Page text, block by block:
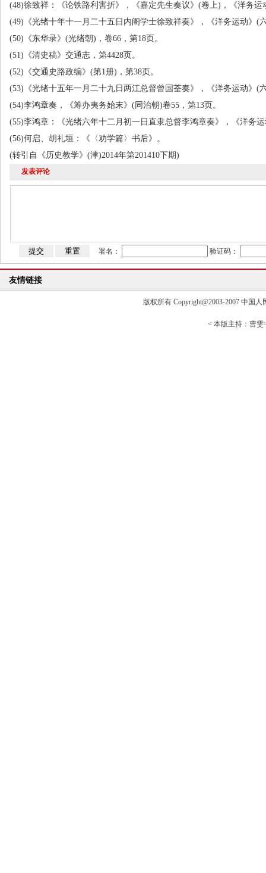
(48)徐致祥：《论铁路利害折》，《嘉定先生奏议》 (卷上) ，《洋务运
(49)《光绪十年十一月二十五日内阁学士徐致祥奏》，《洋务运动》 (
(50)《东华录》 (光绪朝) ，卷66 ，第18页。
(51)《清史稿》交通志，第4428页。
(52)《交通史路政编》 (第1册) ，第38页。
(53)《光绪十五年一月二十九日两江总督曾国荃奏》，《洋务运动》 (
(54)李鸿章奏，《筹办夷务始末》 ( 同治朝)卷55 ，第13页。
(55)李鸿章：《光绪六年十二月初一日直隶总督李鸿章奏》，《洋务
(56)何启、胡礼垣：《〈劝学篇〉书后》。
(转引自《历史教学》 (津)2014年第201410下期)
发表评论
署名： 验证码：
友情链接
版权所有 Copyright@2003-2007 中国
< 本版主持：曹雯